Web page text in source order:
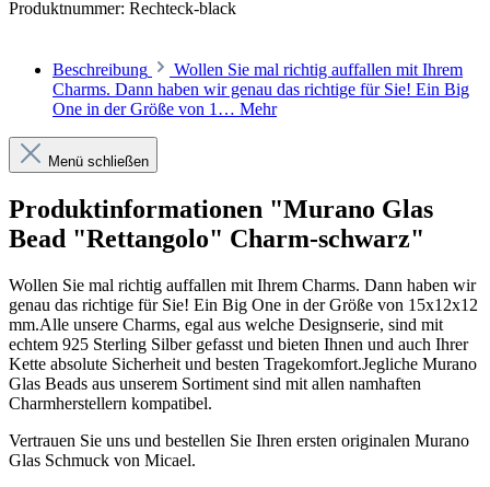
Produktnummer: Rechteck-black
Beschreibung
Wollen Sie mal richtig auffallen mit Ihrem
Charms. Dann haben wir genau das richtige für Sie! Ein Big
One in der Größe von 1… Mehr
Menü schließen
Produktinformationen "Murano Glas
Bead "Rettangolo" Charm-schwarz"
Wollen Sie mal richtig auffallen mit Ihrem Charms. Dann haben wir
genau das richtige für Sie! Ein Big One in der Größe von 15x12x12
mm.Alle unsere Charms, egal aus welche Designserie, sind mit
echtem 925 Sterling Silber gefasst und bieten Ihnen und auch Ihrer
Kette absolute Sicherheit und besten Tragekomfort.Jegliche Murano
Glas Beads aus unserem Sortiment sind mit allen namhaften
Charmherstellern kompatibel.
Vertrauen Sie uns und bestellen Sie Ihren ersten originalen Murano
Glas Schmuck von Micael.